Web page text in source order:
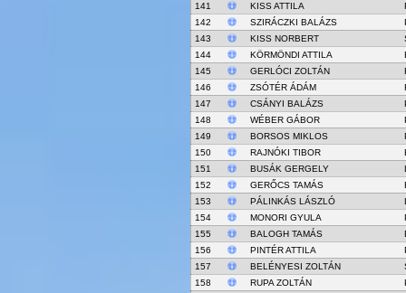
141
KISS ATTILA
142
SZIRÁCZKI BALÁZS
143
KISS NORBERT
144
KÖRMÖNDI ATTILA
145
GERLÓCI ZOLTÁN
146
ZSÓTÉR ÁDÁM
147
CSÁNYI BALÁZS
148
WÉBER GÁBOR
149
BORSOS MIKLOS
150
RAJNÓKI TIBOR
151
BUSÁK GERGELY
152
GERŐCS TAMÁS
153
PÁLINKÁS LÁSZLÓ
154
MONORI GYULA
155
BALOGH TAMÁS
156
PINTÉR ATTILA
157
BELÉNYESI ZOLTÁN
158
RUPA ZOLTÁN